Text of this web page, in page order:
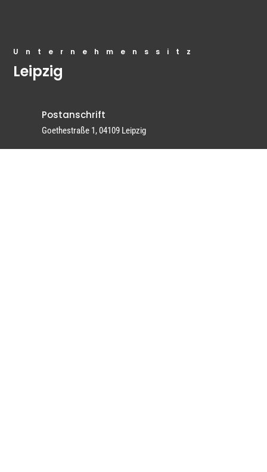
Unternehmenssitz
Leipzig
Postanschrift
Goethestraße 1, 04109 Leipzig